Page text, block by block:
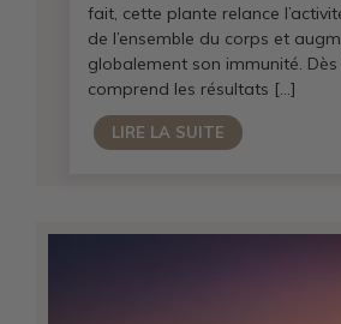
fait, cette plante relance
de l’ensemble du corps et
globalement son immunité.
comprend les résultats […]
LIRE LA SUITE